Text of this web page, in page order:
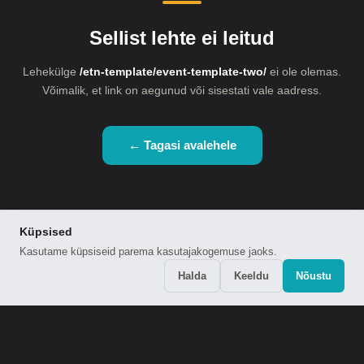
Sellist lehte ei leitud
Lehekülge /etn-template/event-template-two/ ei ole olemas.
Võimalik, et link on aegunud või sisestati vale aadress.
← Tagasi avalehele
Küpsised
Kasutame küpsiseid parema kasutajakogemuse jaoks.
Halda
Keeldu Nõustu